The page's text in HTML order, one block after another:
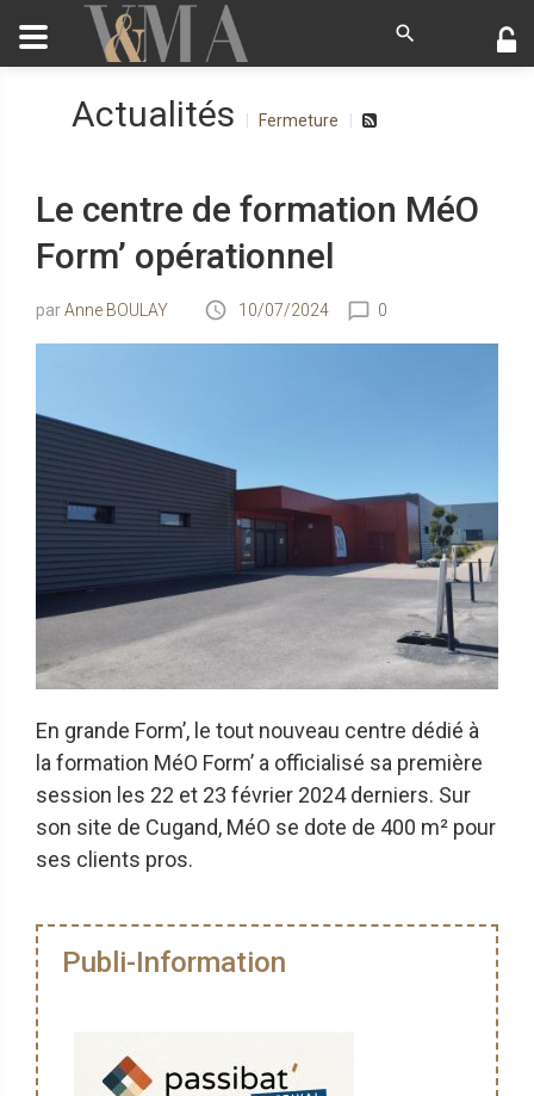
Actualités Fermeture
Le centre de formation MéO
Form’ opérationnel
Anne BOULAY 10/07/2024 0
En grande Form’, le tout nouveau centre dédié à
la formation MéO Form’ a officialisé sa première
session les 22 et 23 février 2024 derniers. Sur
son site de Cugand, MéO se dote de 400 m² pour
ses clients pros.
Publi-Information